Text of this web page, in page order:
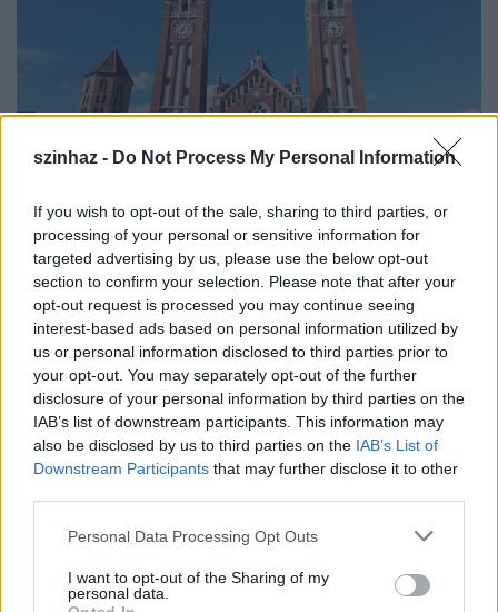
szinhaz - Do Not Process My Personal Information
If you wish to opt-out of the sale, sharing to third parties, or
processing of your personal or sensitive information for
targeted advertising by us, please use the below opt-out
section to confirm your selection. Please note that after your
opt-out request is processed you may continue seeing
interest-based ads based on personal information utilized by
us or personal information disclosed to third parties prior to
your opt-out. You may separately opt-out of the further
disclosure of your personal information by third parties on the
IAB’s list of downstream participants. This information may
also be disclosed by us to third parties on the IAB’s List of
Downstream Participants that may further disclose it to other
Please note that this website/app uses one or more Google
not limited to your visit or usage behaviour. You may click to
grant or deny consent to Google and its third-party tags to
Personal Data Processing Opt Outs
I want to opt-out of the Sharing of my
personal data.
Épül a Dóm téri szabadtéri színpad
mtothorsi•2020. július 16.
Megkezdődött a Szegedi Szabadtéri Játékok Dóm
téri játszóhelyének építése. A fesztivál ikonikus
helyszínének számító téren elsőként ...